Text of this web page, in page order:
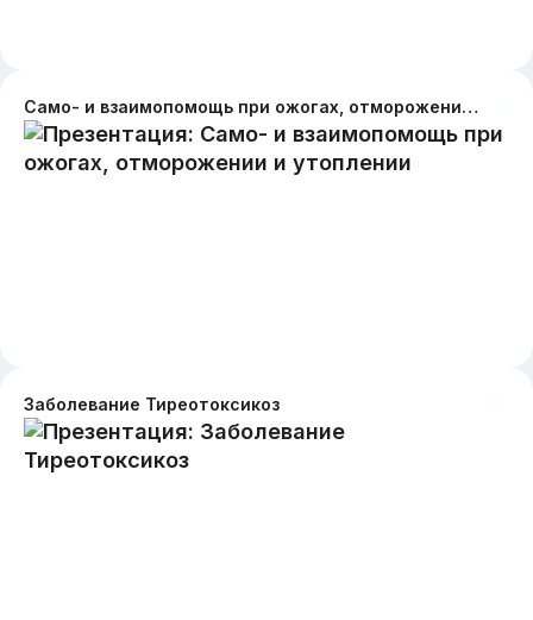
Само- и взаимопомощь при ожогах, отморожении и утоплении
Заболевание Тиреотоксикоз